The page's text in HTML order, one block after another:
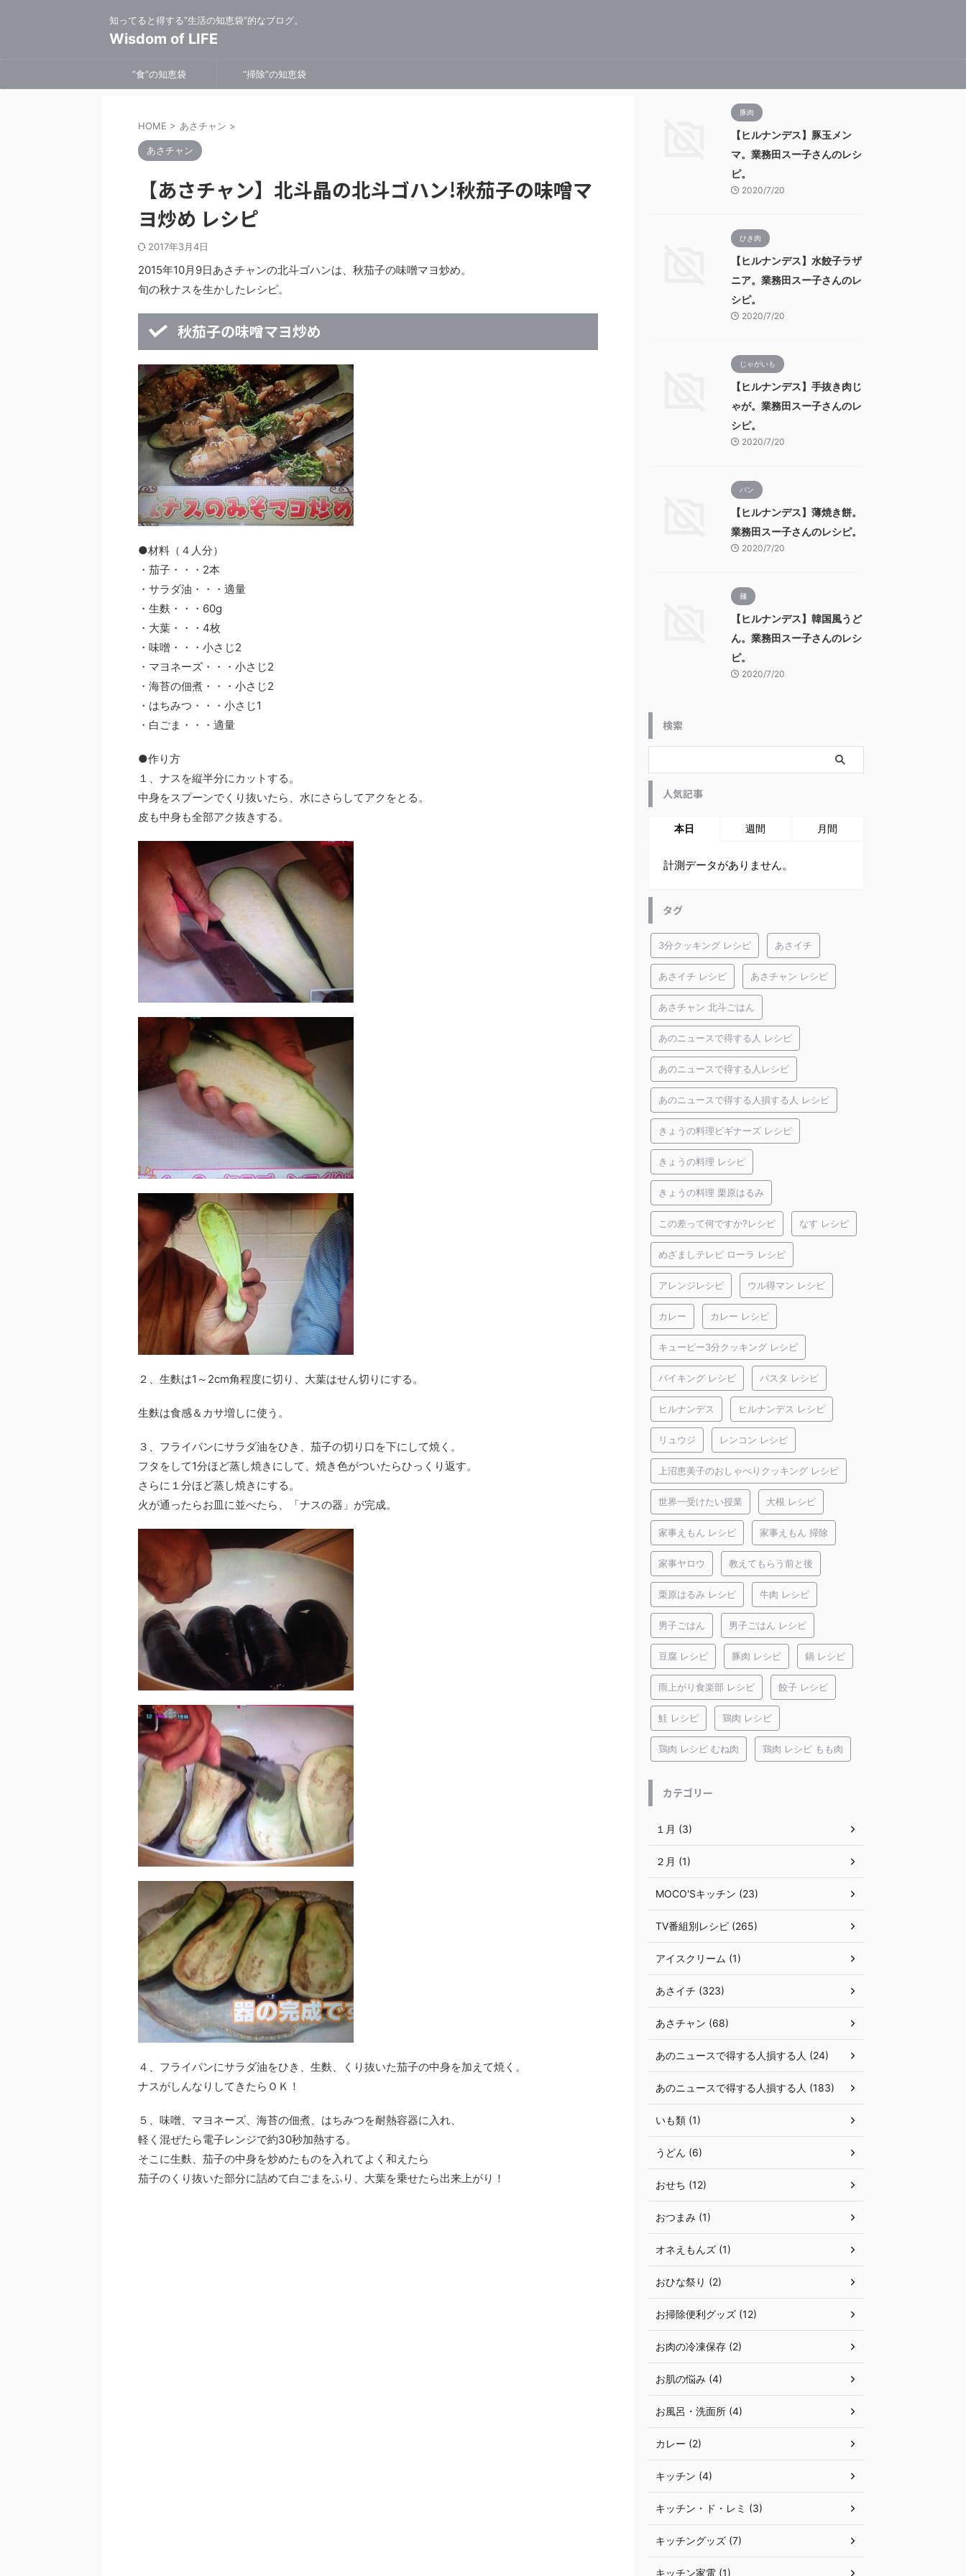
知ってると得する”生活の知恵袋”的なブログ。
Wisdom of LIFE
”食”の知恵袋 ”掃除”の知恵袋
HOME > あさチャン >
あさチャン
【あさチャン】北斗晶の北斗ゴハン!秋茄子の味噌マ
ヨ炒め レシピ
2017年3月4日
2015年10月9日あさチャンの北斗ゴハンは、秋茄子の味噌マヨ炒め。
旬の秋ナスを生かしたレシピ。
秋茄子の味噌マヨ炒め
●材料（４人分）
・茄子・・・2本
・サラダ油・・・適量
・生麩・・・60g
・大葉・・・4枚
・味噌・・・小さじ2
・マヨネーズ・・・小さじ2
・海苔の佃煮・・・小さじ2
・はちみつ・・・小さじ1
・白ごま・・・適量
●作り方
１、ナスを縦半分にカットする。
中身をスプーンでくり抜いたら、水にさらしてアクをとる。
皮も中身も全部アク抜きする。
２、生麩は1～2cm角程度に切り、大葉はせん切りにする。
生麩は食感＆カサ増しに使う。
３、フライパンにサラダ油をひき、茄子の切り口を下にして焼く。
フタをして1分ほど蒸し焼きにして、焼き色がついたらひっくり返す。
さらに１分ほど蒸し焼きにする。
火が通ったらお皿に並べたら、「ナスの器」が完成。
４、フライパンにサラダ油をひき、生麩、くり抜いた茄子の中身を加えて焼く。
ナスがしんなりしてきたらＯＫ！
５、味噌、マヨネーズ、海苔の佃煮、はちみつを耐熱容器に入れ、
軽く混ぜたら電子レンジで約30秒加熱する。
そこに生麩、茄子の中身を炒めたものを入れてよく和えたら
茄子のくり抜いた部分に詰めて白ごまをふり、大葉を乗せたら出来上がり！
豚肉
【ヒルナンデス】豚玉メン
マ。業務田スー子さんのレシ
ピ。
2020/7/20
ひき肉
【ヒルナンデス】水餃子ラザ
ニア。業務田スー子さんのレ
シピ。
2020/7/20
じゃがいも
【ヒルナンデス】手抜き肉じ
ゃが。業務田スー子さんのレ
シピ。
2020/7/20
パン
【ヒルナンデス】薄焼き餅。
業務田スー子さんのレシピ。
2020/7/20
麺
【ヒルナンデス】韓国風うど
ん。業務田スー子さんのレシ
ピ。
2020/7/20
検索
人気記事
本日 週間 月間
計測データがありません。
タグ
3分クッキング レシピ あさイチ
あさイチ レシピ あさチャン レシピ
あさチャン 北斗ごはん
あのニュースで得する人 レシピ
あのニュースで得する人レシピ
あのニュースで得する人損する人 レシピ
きょうの料理ビギナーズ レシピ
きょうの料理 レシピ
きょうの料理 栗原はるみ
この差って何ですか?レシピ なす レシピ
めざましテレビ ローラ レシピ
アレンジレシピ ウル得マン レシピ
カレー カレー レシピ
キューピー3分クッキング レシピ
バイキング レシピ パスタ レシピ
ヒルナンデス ヒルナンデス レシピ
リュウジ レンコン レシピ
上沼恵美子のおしゃべりクッキング レシピ
世界一受けたい授業 大根 レシピ
家事えもん レシピ 家事えもん 掃除
家事ヤロウ 教えてもらう前と後
栗原はるみ レシピ 牛肉 レシピ
男子ごはん 男子ごはん レシピ
豆腐 レシピ 豚肉 レシピ 鍋 レシピ
雨上がり食楽部 レシピ 餃子 レシピ
鮭 レシピ 鶏肉 レシピ
鶏肉 レシピ むね肉 鶏肉 レシピ もも肉
カテゴリー
１月 (3)
２月 (1)
MOCO'Sキッチン (23)
TV番組別レシピ (265)
アイスクリーム (1)
あさイチ (323)
あさチャン (68)
あのニュースで得する人損する人 (24)
あのニュースで得する人損する人 (183)
いも類 (1)
うどん (6)
おせち (12)
おつまみ (1)
オネえもんズ (1)
おひな祭り (2)
お掃除便利グッズ (12)
お肉の冷凍保存 (2)
お肌の悩み (4)
お風呂・洗面所 (4)
カレー (2)
キッチン (4)
キッチン・ド・レミ (3)
キッチングッズ (7)
キッチン家電 (1)